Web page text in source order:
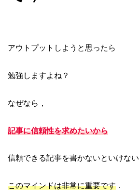
アウトプットしようと思ったら
勉強しますよね？
なぜなら，
記事に信頼性を求めたいから
信頼できる記事を書かないといけない
このマインドは非常に重要です ．